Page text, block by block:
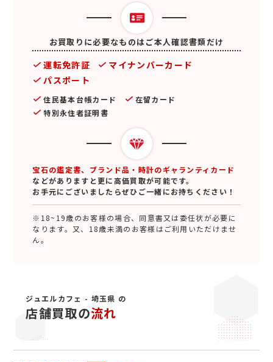
お買取りに必要なものはご本人確認書類だけ
運転免許証
マイナンバーカード
パスポート
住民基本台帳カード
在留カード
特別永住者証明書
宝石の鑑定書、ブランド品・時計のギャランティカード
などがありますと更に高価買取が可能です。
お手元にございましたらぜひご一緒にお持ちください！
※18~19歳のお客様の場合、同意書又は委任状が必要に
なります。又、18歳未満のお客様はご利用いただけませ
ん。
ジュエルカフェ - 埼玉県 の
店舗買取の流れ